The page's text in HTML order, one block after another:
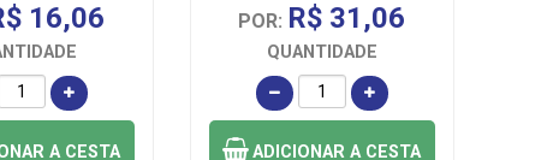
16,06
A CESTA
POR: R$ 31,06
QUANTIDADE
ADICIONARA CESTA